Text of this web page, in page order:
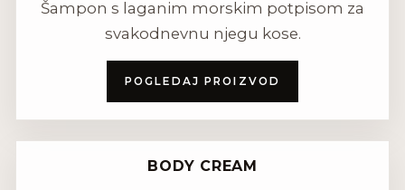
Šampon s laganim morskim potpisom za
svakodnevnu njegu kose.
POGLEDAJ PROIZVOD
BODY CREAM